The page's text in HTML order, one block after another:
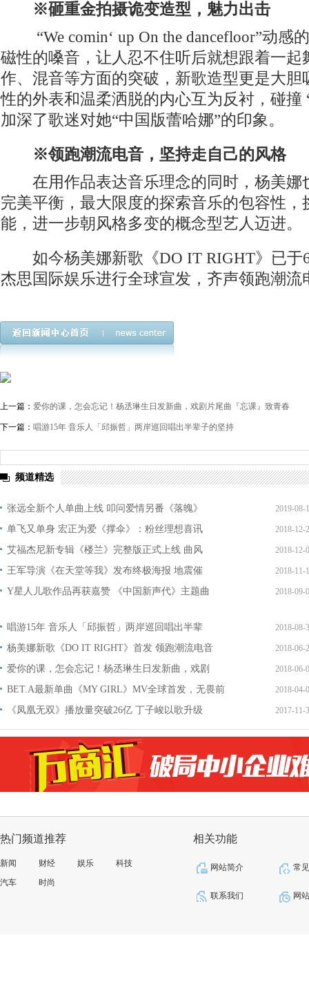
※砸重金拍摄诡变造型，魅力出击
“We comin‘ up On the dancefloor”动感
磁性的嗓音，让人忍不住听后就想跟着一起
作、混音等方面的突破，新歌造型更是大胆
性的外表和温柔洒脱的内心互为反衬，碰撞
加深了歌迷对她“中国版蕾哈娜”的印象。
※领跑潮流电音，坚持走自己的风格
在用作品表达音乐理念的同时，杨美娜
完美平衡，最大限度的探索音乐的包容性，
能，进一步朝风格多变的概念型艺人迈进。
如今杨美娜新歌《DO IT RIGHT》已于
杰思国际娱乐进行全球宣发，齐声领跑潮流
上一篇： 爱你的课，怎会忘记！杨丞琳生日发新曲，戏剧片尾曲『忘课』致青春
下一篇： 唱游15年 音乐人「邱振哲」两岸巡回唱出半辈子的坚持
频道精选
张远全新个人单曲上线 叩问爱情另番《落魄》 2019-08-
单飞又单身 宏正为爱《撑伞》：粉丝理想喜讯 2018-12-
艾福杰尼新专辑《楼兰》完整版正式上线 曲风 2018-12-
王军导演《在天堂等我》发布终极海报 地震催 2018-11-
Y星人儿歌作品再获嘉赞 《中国新声代》主题曲 2018-09-
唱游15年 音乐人「邱振哲」两岸巡回唱出半辈 2018-08-
杨美娜新歌《DO IT RIGHT》首发 领跑潮流电音 2018-06-
爱你的课，怎会忘记！杨丞琳生日发新曲，戏剧 2018-06-
BET.A最新单曲《MY GIRL》MV全球首发，无畏前 2018-04-
《凤凰无双》播放量突破26亿 丁子峻以歌升级 2017-11-
热门频道推荐
新闻 财经 娱乐
科技
汽车
时尚
相关功能
网站简介 常
联系我们 网